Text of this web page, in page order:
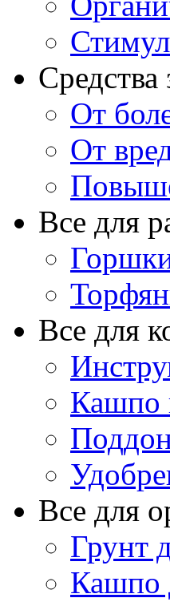
От
От
Все для
Все для
Кашпо
Все для
Грунт
Кашпо